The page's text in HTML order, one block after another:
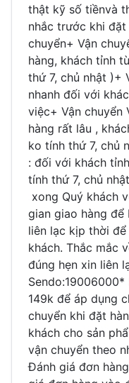
thật kỹ số tiềnvà
nhắc trước khi
chuyển+ Vận
hàng, khách tỉnh
thứ 7, chủ nhật )+
nhanh đối với
việc+ Vận
hàng rất lâu ,
ko tính thứ 7, chủ
: đối với khách
tính thứ 7, chủ
xong Quý khách
gian giao hàng để
liên lạc kịp thời
khách. Thắc mắc
đúng hẹn xin liên
149k để áp dụng
chuyển khi đặt
khách cho sản
vận chuyển theo
Đánh giá đơn